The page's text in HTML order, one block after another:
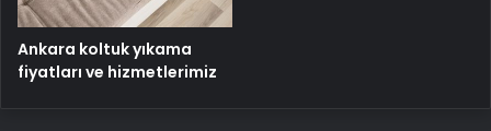
Ankara koltuk yıkama
fiyatları ve hizmetlerimiz